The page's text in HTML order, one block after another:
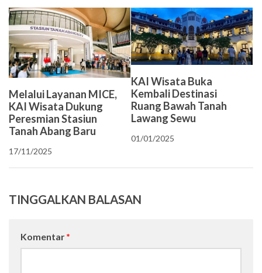
Melalui Layanan MICE,
KAI Wisata Dukung
Peresmian Stasiun
Tanah Abang Baru
17/11/2025
KAI Wisata Buka
Kembali Destinasi
Ruang Bawah Tanah
Lawang Sewu
01/01/2025
TINGGALKAN BALASAN
Komentar *